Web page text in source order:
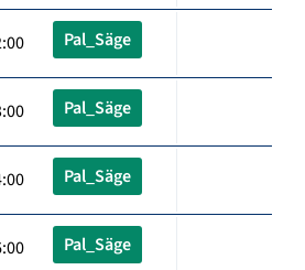
Pal_Säge
Pal_Säge
Pal_Säge
Pal_Säge